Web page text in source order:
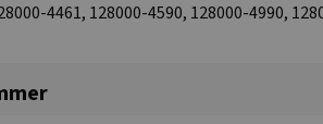
4461, 128000-4590, 128000-4990,